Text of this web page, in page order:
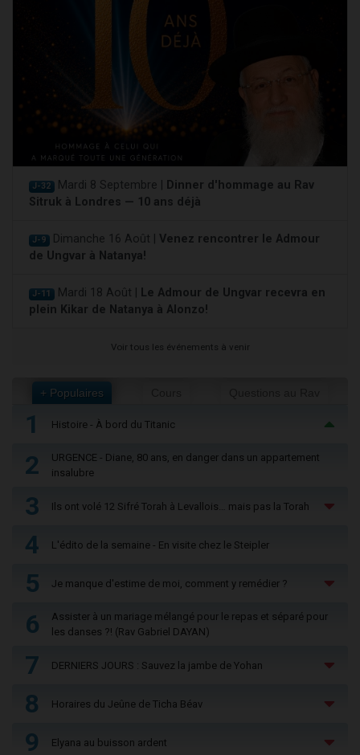
J-32 Mardi 8 Septembre |
Dinner d'hommage au Rav
Sitruk à Londres — 10 ans déjà
J-9 Dimanche 16 Août | Venez rencontrer le Admour
de Ungvar à Natanya!
J-11 Mardi 18 Août |
Le Admour de Ungvar recevra en
plein Kikar de Natanya à Alonzo!
Voir tous les événements à venir
+ Populaires
1 Histoire - À bord du Titanic
2
URGENCE - Diane, 80 ans, en danger dans un appartement
insalubre
3 Ils ont volé 12 Sifré Torah à Levallois… mais pas la Torah
4 L'édito de la semaine - En visite chez le Steipler
5 Je manque d'estime de moi, comment y remédier ?
6
Assister à un mariage mélangé pour le repas et séparé pour
les danses ?! (Rav Gabriel DAYAN)
7 DERNIERS JOURS : Sauvez la jambe de Yohan
8 Horaires du Jeûne de Ticha Béav
9 Elyana au buisson ardent